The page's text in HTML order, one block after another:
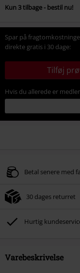
Kun 3 tilbage - bestil nu!
Spar på
direkte gratis i 30 dage:
Tilføj
Hvis du allerede er
Betal senere med
30 dages returret
Hurtig
Varebeskrivelse